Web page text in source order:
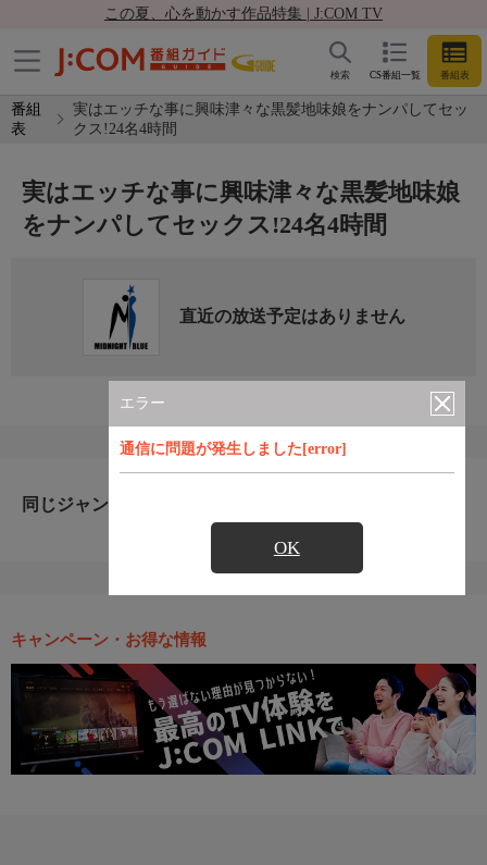
この夏、心を動かす作品特集 | J:COM TV
CS番組一覧 番組表
検索
番組
表
実はエッチな事に興味津々な黒髪地味娘をナンパしてセッ
クス!24名4時間
エラー
通信に問題が発生しました[error]
OK
実はエッチな事に興味津々な黒髪地味娘
をナンパしてセックス!24名4時間
直近の放送予定はありません
同じジャンルのおすすめ番組
キャンペーン・お得な情報